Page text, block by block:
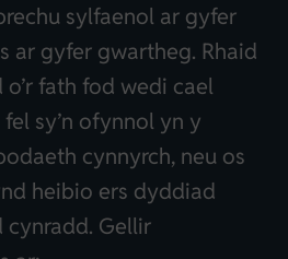
sylfaenol ar gyfer
ar gyfer gwartheg. Rhaid
fath fod wedi cael
sy’n ofynnol yn y
cynnyrch, neu os
heibio ers dyddiad
cynradd. Gellir